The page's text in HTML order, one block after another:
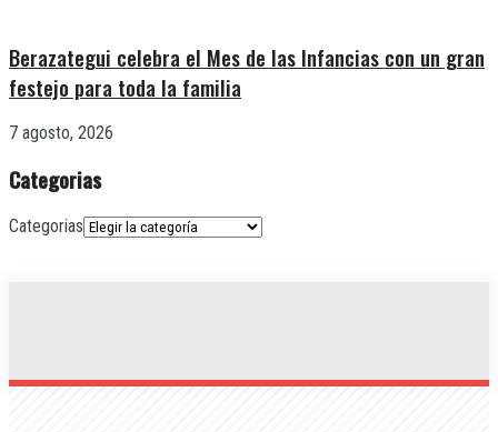
Berazategui celebra el Mes de las Infancias con un gran
festejo para toda la familia
7 agosto, 2026
Categorias
Categorias